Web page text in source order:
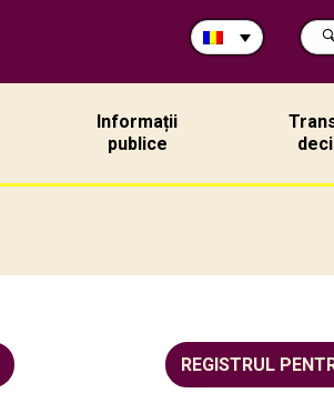
în
CAUTĂ
Informații
publice
REGISTRUL